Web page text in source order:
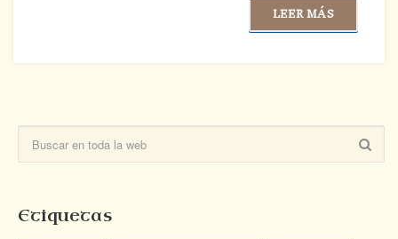
LEER MÁS
Etiquetas